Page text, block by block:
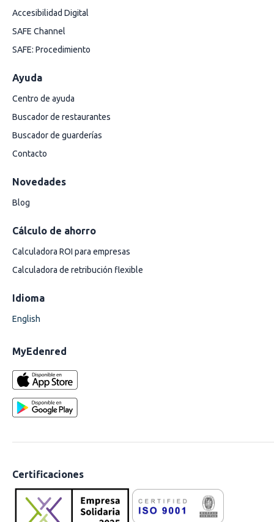
Accesibilidad Digital
SAFE Channel
SAFE: Procedimiento
Ayuda
Centro de ayuda
Buscador de restaurantes
Buscador de guarderías
Contacto
Novedades
Blog
Cálculo de ahorro
Calculadora ROI para empresas
Calculadora de retribución flexible
Idioma
English
MyEdenred
Certificaciones